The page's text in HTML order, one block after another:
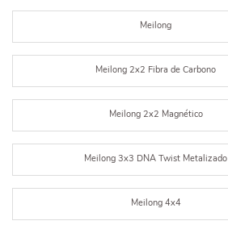
Meilong
Meilong 2x2 Fibra de Carbono
Meilong 2x2 Magnético
Meilong 3x3 DNA Twist Metalizado
Meilong 4x4